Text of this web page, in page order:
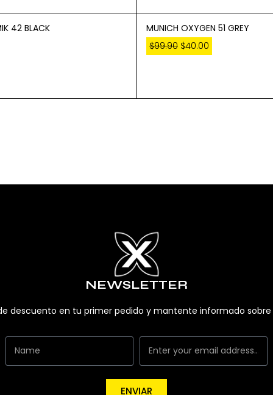
42 BLACK
MUNICH OXYGEN 51 GREY
$99.90 $40.00
NEWSLETTER
descuento en tu primer pedido y mantente informado
ENVIAR